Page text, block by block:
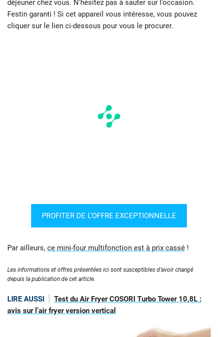
déjeuner chez vous. N’hésitez pas à sauter sur l’occasion.
Festin garanti ! Si cet appareil vous intéresse, vous pouvez
cliquer sur le lien ci-dessous pour vous le procurer.
PROFITER DE L’OFFRE EXCEPTIONNELLE
Par ailleurs, ce mini-four multifonction est à prix cassé !
Les informations et offres présentées ici sont susceptibles d’avoir changé
depuis la publication de cet article.
LIRE AUSSI
Test du Air Fryer COSORI Turbo Tower 10,8L :
avis sur l’air fryer version vertical